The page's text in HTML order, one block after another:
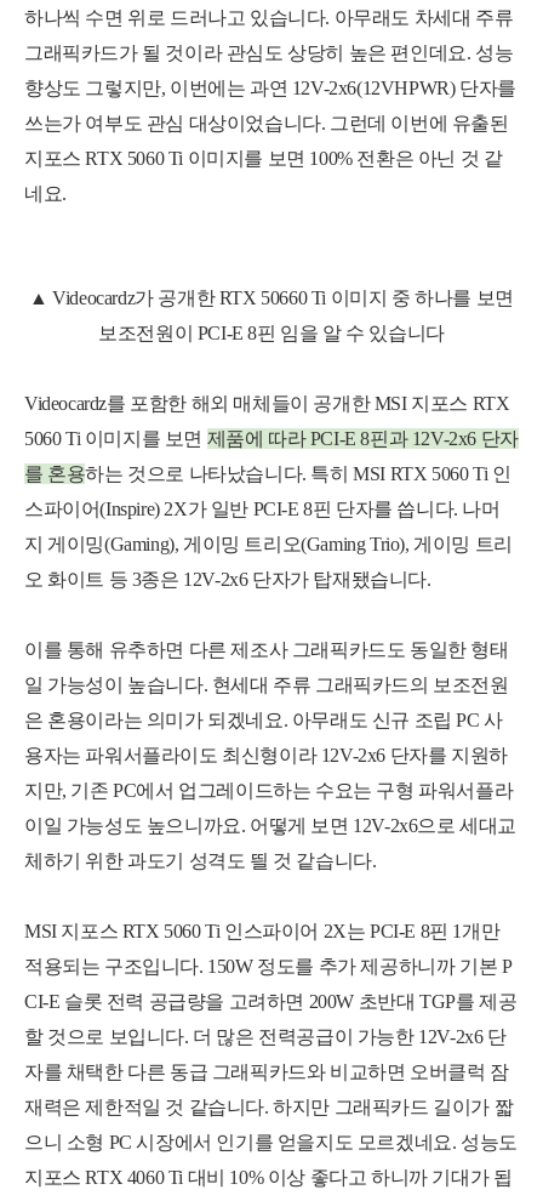
하나씩 수면 위로 드러나고 있습니다. 아무래도 차세대 주류
그래픽카드가 될 것이라 관심도 상당히 높은 편인데요. 성능
향상도 그렇지만, 이번에는 과연 12V-2x6(12VHPWR) 단자를
쓰는가 여부도 관심 대상이었습니다. 그런데 이번에 유출된
지포스 RTX 5060 Ti 이미지를 보면 100% 전환은 아닌 것 같
네요.
▲ Videocardz가 공개한 RTX 50660 Ti 이미지 중 하나를 보면
보조전원이 PCI-E 8핀 임을 알 수 있습니다
Videocardz를 포함한 해외 매체들이 공개한 MSI 지포스 RTX
5060 Ti 이미지를 보면 제품에 따라 PCI-E 8핀과 12V-2x6 단자
를 혼용하는 것으로 나타났습니다. 특히 MSI RTX 5060 Ti 인
스파이어(Inspire) 2X가 일반 PCI-E 8핀 단자를 씁니다. 나머
지 게이밍(Gaming), 게이밍 트리오(Gaming Trio), 게이밍 트리
오 화이트 등 3종은 12V-2x6 단자가 탑재됐습니다.
이를 통해 유추하면 다른 제조사 그래픽카드도 동일한 형태
일 가능성이 높습니다. 현세대 주류 그래픽카드의 보조전원
은 혼용이라는 의미가 되겠네요. 아무래도 신규 조립 PC 사
용자는 파워서플라이도 최신형이라 12V-2x6 단자를 지원하
지만, 기존 PC에서 업그레이드하는 수요는 구형 파워서플라
이일 가능성도 높으니까요. 어떻게 보면 12V-2x6으로 세대교
체하기 위한 과도기 성격도 띌 것 같습니다.
MSI 지포스 RTX 5060 Ti 인스파이어 2X는 PCI-E 8핀 1개만
적용되는 구조입니다. 150W 정도를 추가 제공하니까 기본 P
CI-E 슬롯 전력 공급량을 고려하면 200W 초반대 TGP를 제공
할 것으로 보입니다. 더 많은 전력공급이 가능한 12V-2x6 단
자를 채택한 다른 동급 그래픽카드와 비교하면 오버클럭 잠
재력은 제한적일 것 같습니다. 하지만 그래픽카드 길이가 짧
으니 소형 PC 시장에서 인기를 얻을지도 모르겠네요. 성능도
지포스 RTX 4060 Ti 대비 10% 이상 좋다고 하니까 기대가 됩